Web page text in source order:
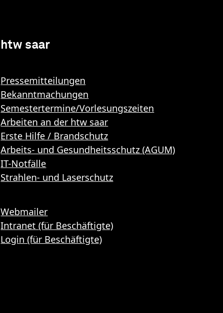
htw saar
Pressemitteilungen
Bekanntmachungen
Semestertermine/Vorlesungszeiten
Arbeiten an der htw saar
Erste Hilfe / Brandschutz
Arbeits- und Gesundheitsschutz (AGUM)
IT-Notfälle
Strahlen- und Laserschutz
Webmailer
Intranet (für Beschäftigte)
Login (für Beschäftigte)